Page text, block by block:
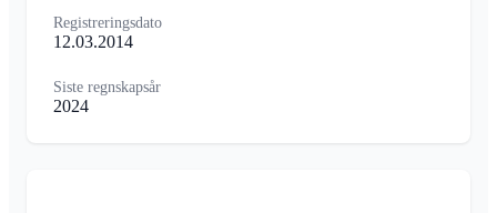
Registreringsdato
12.03.2014
Siste regnskapsår
2024